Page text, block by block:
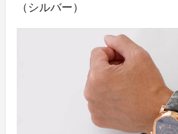
（シルバー）